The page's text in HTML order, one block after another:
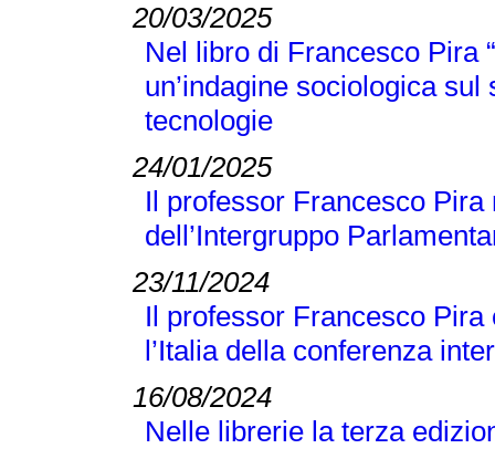
20/03/2025
Nel libro di Francesco Pira
un’indagine sociologica
tecnologie
24/01/2025
Il professor Francesco
dell’Intergruppo
23/11/2024
Il professor Francesco
l’Italia della conferenza
16/08/2024
Nelle librerie la terza